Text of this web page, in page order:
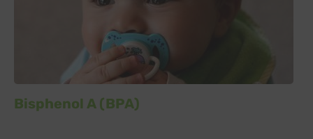
Bisphenol A (BPA)